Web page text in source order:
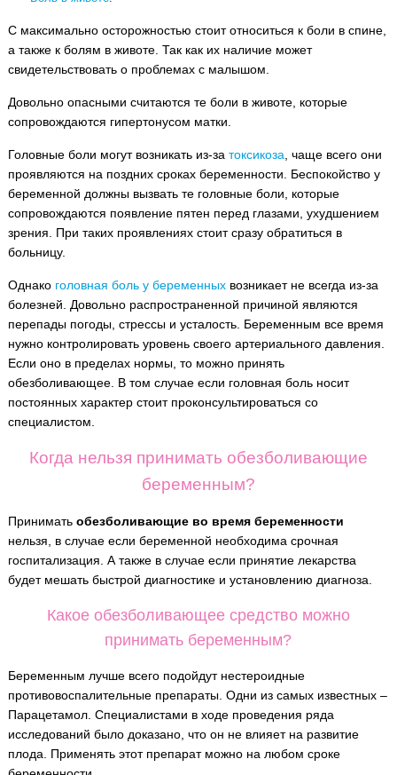
С максимально осторожностью стоит относиться к боли в спине,
а также к болям в животе. Так как их наличие может
свидетельствовать о проблемах с малышом.
Довольно опасными считаются те боли в животе, которые
сопровождаются гипертонусом матки.
Головные боли могут возникать из-за токсикоза , чаще всего они
проявляются на поздних сроках беременности. Беспокойство у
беременной должны вызвать те головные боли, которые
сопровождаются появление пятен перед глазами, ухудшением
зрения. При таких проявлениях стоит сразу обратиться в
больницу.
Однако головная боль у беременныхвозникает не всегда из-за
болезней. Довольно распространенной причиной являются
перепады погоды, стрессы и усталость. Беременным все время
нужно контролировать уровень своего артериального давления.
Если оно в пределах нормы, то можно принять
обезболивающее. В том случае если головная боль носит
постоянных характер стоит проконсультироваться со
специалистом.
Когда нельзя принимать обезболивающие
беременным?
Принимать обезболивающие во время беременности
нельзя, в случае если беременной необходима срочная
госпитализация. А также в случае если принятие лекарства
будет мешать быстрой диагностике и установлению диагноза.
Какое обезболивающее средство можно
принимать беременным?
Беременным лучше всего подойдут нестероидные
противовоспалительные препараты. Одни из самых известных –
Парацетамол. Специалистами в ходе проведения ряда
исследований было доказано, что он не влияет на развитие
плода. Применять этот препарат можно на любом сроке